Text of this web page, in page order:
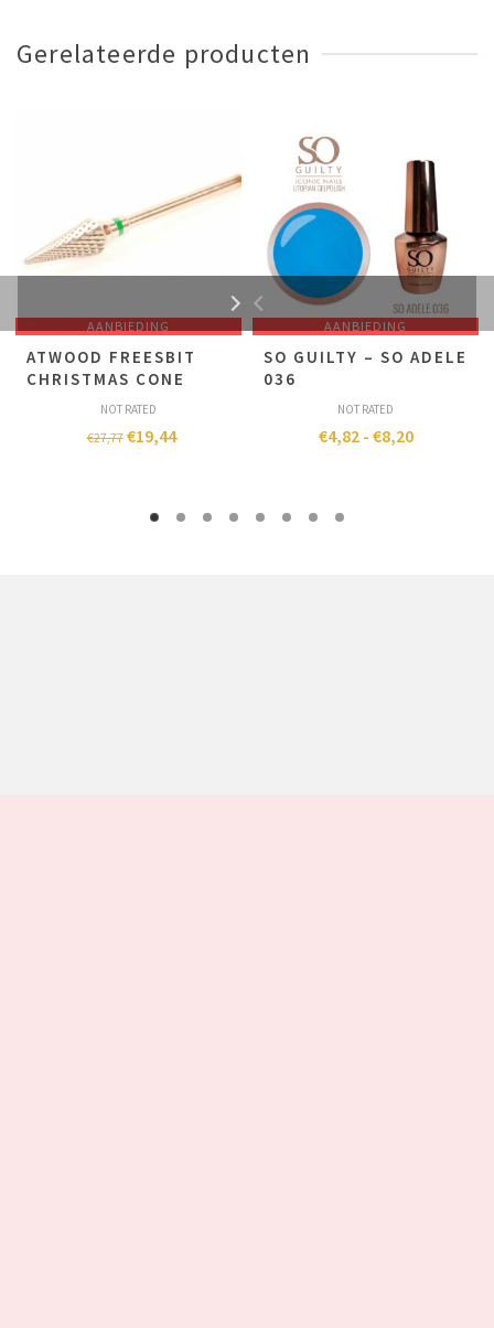
Gerelateerde producten
AANBIEDING
ATWOOD FREESBIT
CHRISTMAS CONE
NOT RATED
€27,77 €19,44
AANBIEDING
SO GUILTY – SO ADELE
036
NOT RATED
€4,82 - €8,20